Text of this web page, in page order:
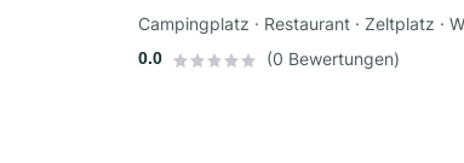
Campingplatz · Restaurant · Zeltplatz ·
0.0 (0 Bewertungen)